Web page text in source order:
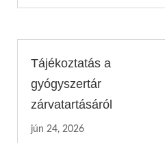
Tájékoztatás a
gyógyszertár
zárvatartásáról
jún 24, 2026